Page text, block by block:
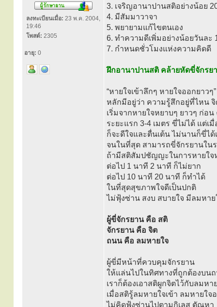
ลงทะเบียนเมื่อ: 23 พ.ค. 2004,
19:46
โพสต์: 2305
อายุ: 0
3. เจริญอานาปานสติอย่างน้อย
4. มีสัมมาวาจา
5. พยายามแก้ไขตนเอง
6. ทำความดีเพิ่มอย่างน้อยวันละ
7. กำหนดชั่วโมงแห่งความคิดดี
ฝึกอานาปานสติ คล้ายหัดขี่จักรย
“หายใจเข้าลึกๆ หายใจออกยาว
หลักมีอยู่ว่า ความรู้สึกอยู่ที่ไหน
เริ่มจากหายใจหยาบๆ ยาวๆ ก่อ
ระยะแรก 3-4 เมตร ขี่ไม่ได้ แต่เ
ก็จะดีใจและตื่นเต้น ไม่นานก็ขี่ได้
จนในที่สุด สามารถขี่จักรยานใน
ถ้ามีสติสัมปชัญญะในการหายใจ
ต่อไป 1 นาที 2 นาที ก็ไม่ยาก
ต่อไป 10 นาที 20 นาที ก็ทำได้
ในที่สุดสุขภาพใจดีเป็นปกติ
ไม่ฟุ้งซ่าน สงบ สบายใจ มีลมหา
ผู้ขี่จักรยาน คือ สติ
จักรยาน คือ จิต
ถนน คือ ลมหายใจ
ผู้ขี่มีหน้าที่ควบคุมจักรยาน
ให้แล่นไปในทิศทางที่ถูกต้องบน
เราก็ต้องเอาสติผูกจิตไว้กับลมห
เมื่อสติรู้ลมหายใจเข้า ลมหายใ
ไม่คิดฟุ้งซ่านไปตามกิเลส ตัณหา